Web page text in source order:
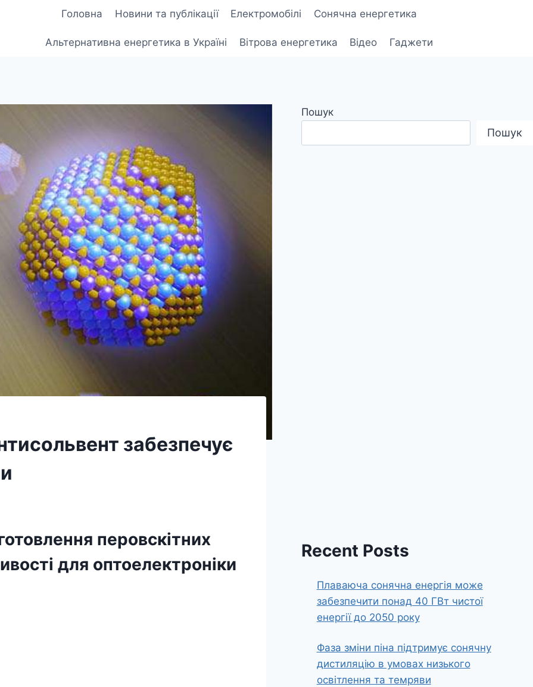
Головна Новини та публікації Електромобілі Сонячна енергетика
Альтернативна енергетика в Україні Вітрова енергетика Відео Гаджети
забезпечує
перовскітних
для оптоелектроніки
Пошук
Пошук
Recent Posts
Плаваюча сонячна енергія може
забезпечити понад 40 ГВт чистої
енергії до 2050 року
Фаза зміни піна підтримує сонячну
дистиляцію в умовах низького
освітлення та темряви